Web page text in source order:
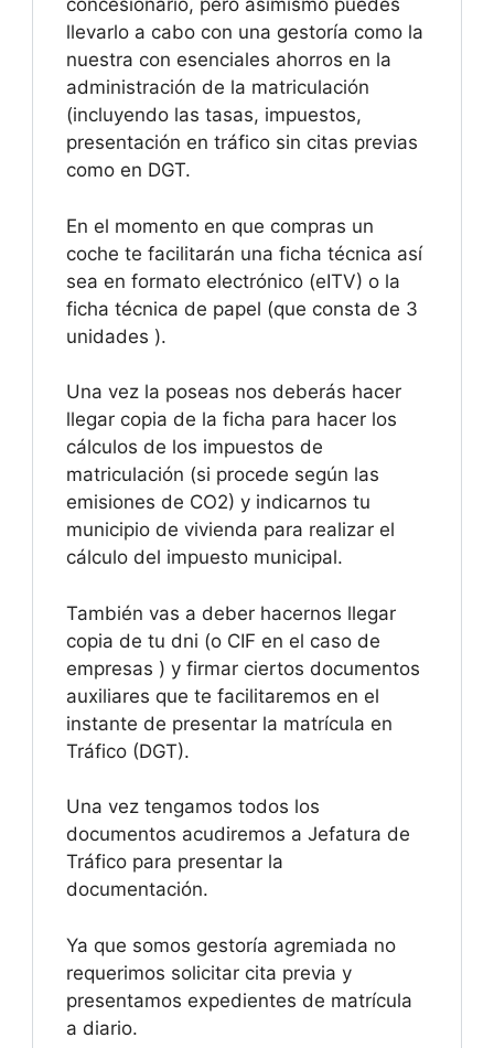
concesionario, pero asimismo puedes
llevarlo a cabo con una gestoría como la
nuestra con esenciales ahorros en la
administración de la matriculación
(incluyendo las tasas, impuestos,
presentación en tráfico sin citas previas
como en DGT.
En el momento en que compras un
coche te facilitarán una ficha técnica así
sea en formato electrónico (eITV) o la
ficha técnica de papel (que consta de 3
unidades ).
Una vez la poseas nos deberás hacer
llegar copia de la ficha para hacer los
cálculos de los impuestos de
matriculación (si procede según las
emisiones de CO2) y indicarnos tu
municipio de vivienda para realizar el
cálculo del impuesto municipal.
También vas a deber hacernos llegar
copia de tu dni (o CIF en el caso de
empresas ) y firmar ciertos documentos
auxiliares que te facilitaremos en el
instante de presentar la matrícula en
Tráfico (DGT).
Una vez tengamos todos los
documentos acudiremos a Jefatura de
Tráfico para presentar la
documentación.
Ya que somos gestoría agremiada no
requerimos solicitar cita previa y
presentamos expedientes de matrícula
a diario.